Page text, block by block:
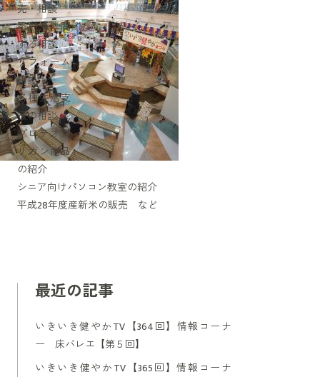
売・相談
不動産に関
する相談
リフォーム
相談
各種生活支
援の相談
プロテオグ
リカン商品
の紹介
シニア向けパソコン教室の紹介
平成28年度産新米の販売 など
最近の記事
いきいき健やかTV【364回】情報コーナ
ー 床バレエ【第５回】
いきいき健やかTV【365回】情報コーナ